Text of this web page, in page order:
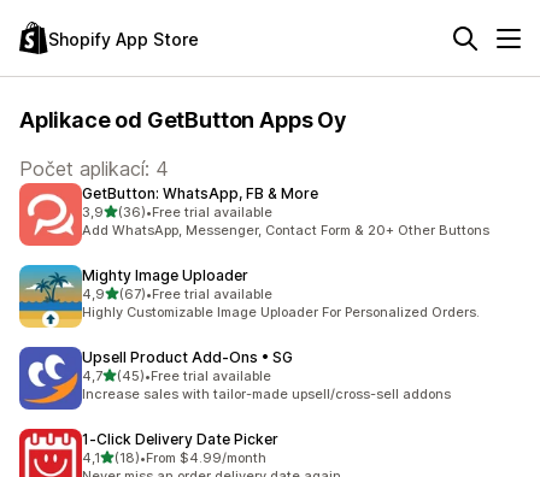
Shopify App Store
Aplikace od GetButton Apps Oy
Počet aplikací: 4
GetButton: WhatsApp, FB & More
3,9z 5 hvězd
(36)
Celkový počet recenzí: 36
•Free trial available
Add WhatsApp, Messenger, Contact Form & 20+ Other Buttons
Mighty Image Uploader
4,9z 5 hvězd
(67)
Celkový počet recenzí: 67
•Free trial available
Highly Customizable Image Uploader For Personalized Orders.
Upsell Product Add‑Ons • SG
4,7z 5 hvězd
(45)
Celkový počet recenzí: 45
•Free trial available
Increase sales with tailor-made upsell/cross-sell addons
1‑Click Delivery Date Picker
4,1z 5 hvězd
(18)
Celkový počet recenzí: 18
•From $4.99/month